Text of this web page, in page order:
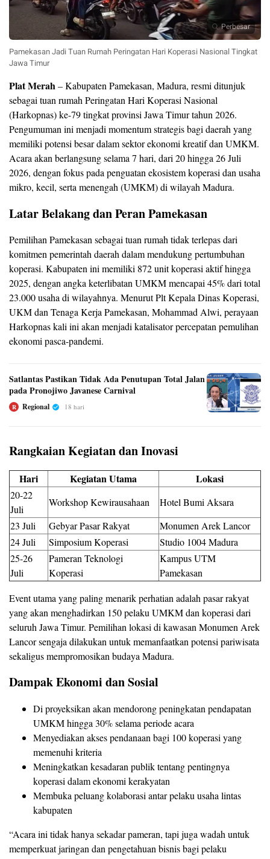
Perbesar
Pamekasan Jadi Tuan Rumah Peringatan Hari Koperasi Nasional Tingkat
Jawa Timur
Plat Merah– Kabupaten Pamekasan, Madura, resmi ditunjuk
sebagai tuan rumah Peringatan Hari Koperasi Nasional
(Harkopnas) ke-79 tingkat provinsi Jawa Timur tahun 2026.
Pengumuman ini menjadi momentum strategis bagi daerah yang
memiliki potensi besar dalam sektor ekonomi kreatif dan UMKM.
Acara akan berlangsung selama 7 hari, dari 20 hingga 26 Juli
2026, dengan fokus pada penguatan ekosistem koperasi dan usaha
mikro, kecil, serta menengah (UMKM) di wilayah Madura.
Latar Belakang dan Peran Pamekasan
Pemilihan Pamekasan sebagai tuan rumah tidak terlepas dari
komitmen pemerintah daerah dalam mendukung pertumbuhan
koperasi. Kabupaten ini memiliki 872 unit koperasi aktif hingga
2025, dengan angka keterlibatan UMKM mencapai 45% dari total
23.000 usaha di wilayahnya. Menurut Plt Kepala Dinas Koperasi,
UKM dan Tenaga Kerja Pamekasan, Mohammad Alwi, perayaan
Harkopnas kali ini akan menjadi katalisator percepatan pemulihan
ekonomi pasca-pandemi.
Satlantas Pastikan Tidak Ada Penutupan Total Jalan
pada Pronojiwo Javanese Carnival
R Regional 18 hari
Rangkaian Kegiatan dan Inovasi
Hari Kegiatan Utama Lokasi
20-22
Juli
Workshop Kewirausahaan
Hotel Bumi Aksara
23 Juli
Gebyar Pasar Rakyat
Monumen Arek Lancor
24 Juli
Simposium Koperasi
Studio 1004 Madura
25-26
Juli
Pameran Teknologi
Koperasi
Kampus UTM
Pamekasan
Event utama yang paling menarik perhatian adalah pasar rakyat
yang akan menghadirkan 150 pelaku UMKM dan koperasi dari
seluruh Jawa Timur. Pemilihan lokasi di kawasan Monumen Arek
Lancor sengaja dilakukan untuk memanfaatkan potensi pariwisata
sekaligus mempromosikan budaya Madura.
Dampak Ekonomi dan Sosial
Di proyeksikan akan mendorong peningkatan pendapatan
UMKM hingga 30% selama periode acara
Menyediakan akses pendanaan bagi 100 koperasi yang
memenuhi kriteria
Meningkatkan kesadaran publik tentang pentingnya
koperasi dalam ekonomi kerakyatan
Membuka peluang kolaborasi antar pelaku usaha lintas
kabupaten
“Acara ini tidak hanya sekadar pameran, tapi juga wadah untuk
memperkuat jaringan dan pengetahuan bisnis bagi pelaku